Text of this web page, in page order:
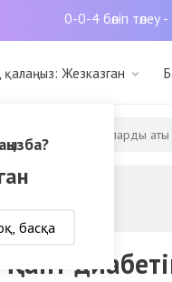
0-0-4 бөліп
қалаңыз: Жезказган
басқа
Қант